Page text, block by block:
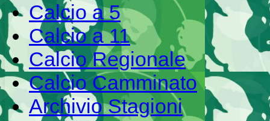
Calcio a 5
Calcio a 11
Calcio Regionale
Calcio Camminato
Archivio Stagioni